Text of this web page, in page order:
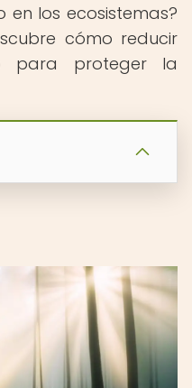
los ecosistemas?
cómo reducir
para proteger la